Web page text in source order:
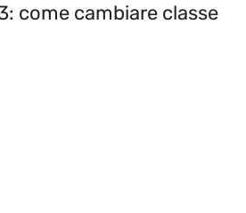
come cambiare classe